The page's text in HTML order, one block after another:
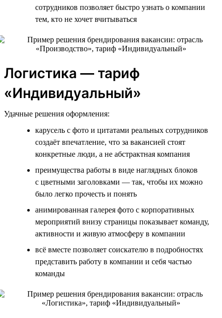
сотрудников позволяет быстро узнать о компании
тем, кто не хочет вчитываться
Логистика — тариф
«Индивидуальный»
Удачные решения оформления:
карусель с фото и цитатами реальных сотрудников
создаёт впечатление, что за вакансией стоят
конкретные люди, а не абстрактная компания
преимущества работы в виде наглядных блоков
с цветными заголовками — так, чтобы их можно
было легко прочесть и понять
анимированная галерея фото с корпоративных
мероприятий внизу страницы показывает команду,
активности и живую атмосферу в компании
всё вместе позволяет соискателю в подробностях
представить работу в компании и себя частью
команды